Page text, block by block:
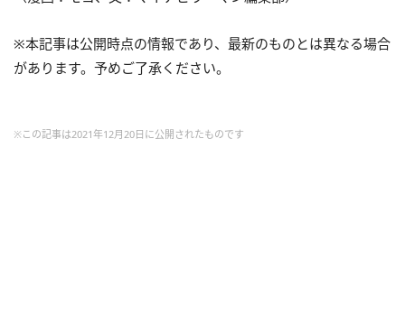
※本記事は公開時点の情報であり、最新のものとは異なる場合
があります。予めご了承ください。
※この記事は2021年12月20日に公開されたものです